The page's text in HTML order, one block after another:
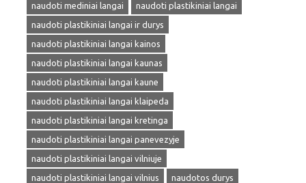
naudoti mediniai langai
naudoti plastikiniai langai
naudoti plastikiniai langai ir durys
naudoti plastikiniai langai kainos
naudoti plastikiniai langai kaunas
naudoti plastikiniai langai kaune
naudoti plastikiniai langai klaipeda
naudoti plastikiniai langai kretinga
naudoti plastikiniai langai panevezyje
naudoti plastikiniai langai vilniuje
naudoti plastikiniai langai vilnius
naudotos durys